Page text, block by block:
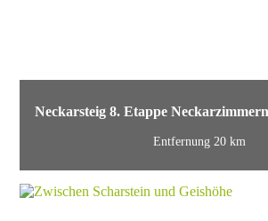
Neckarsteig 8. Etappe
Entfernung 20 km